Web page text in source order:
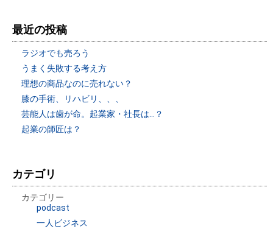
最近の投稿
ラジオでも売ろう
うまく失敗する考え方
理想の商品なのに売れない？
膝の手術、リハビリ、、、
芸能人は歯が命。起業家・社長は…？
起業の師匠は？
カテゴリ
カテゴリー
podcast
一人ビジネス